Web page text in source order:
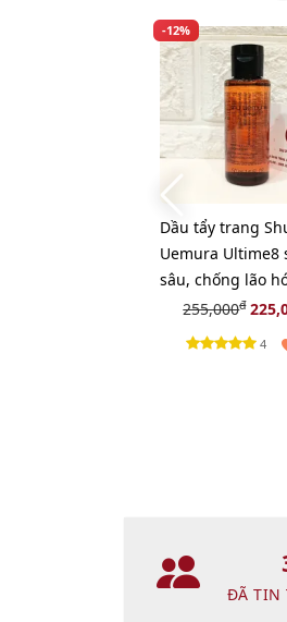
-12%
Dầu tẩy trang
Uemura Ultime8
sâu, chống lão
cấp nhất - 50ml
255,000đ
4
ĐÃ TIN